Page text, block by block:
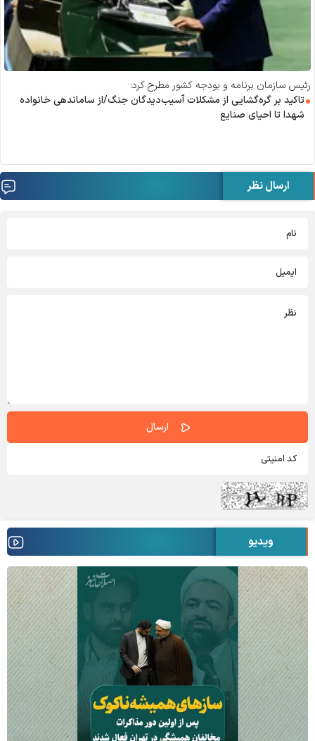
رئیس سازمان برنامه و بودجه کشور مطرح کرد:
تاکید بر گره‌گشایی از مشکلات آسیب‌دیدگان جنگ/از ساماندهی خانواده
شهدا تا احیای صنایع
ارسال نظر
ویدیو